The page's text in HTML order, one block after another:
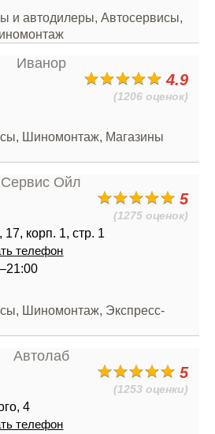
и автодилеры, Автосервисы,
4.9
(1206 оценок)
Шиномонтаж, Магазины
5
(1275 оценок)
корп. 1, стр. 1
телефон
Шиномонтаж, Экспресс-
5
(1253 оценки)
4
телефон